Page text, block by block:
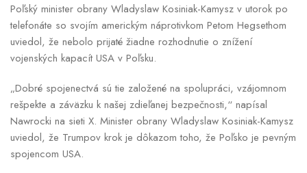
Poľský minister obrany Wladyslaw Kosiniak-Kamysz v utorok po
telefonáte so svojím americkým náprotivkom Petom Hegsethom
uviedol, že nebolo prijaté žiadne rozhodnutie o znížení
vojenských kapacít USA v Poľsku.
„Dobré spojenectvá sú tie založené na spolupráci, vzájomnom
rešpekte a záväzku k našej zdieľanej bezpečnosti,“ napísal
Nawrocki na sieti X. Minister obrany Wladyslaw Kosiniak-Kamysz
uviedol, že Trumpov krok je dôkazom toho, že Poľsko je pevným
spojencom USA.